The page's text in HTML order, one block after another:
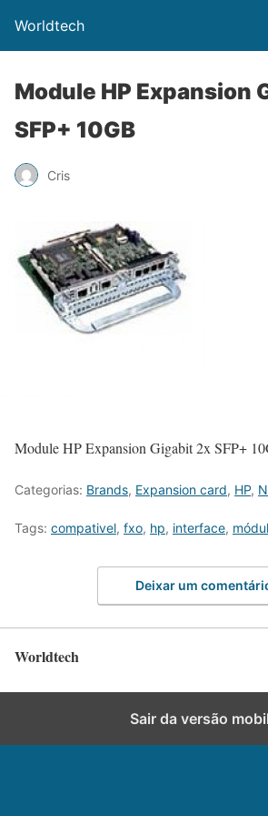
Worldtech
Module HP Expansion
SFP+ 10GB
Cris
Module HP Expansion Gigabit 2x SFP+
Categorias: Brands, Expansion card, HP,
Tags: compativel, fxo, hp, interface,
Deixar um
Worldtech
Sair da versão